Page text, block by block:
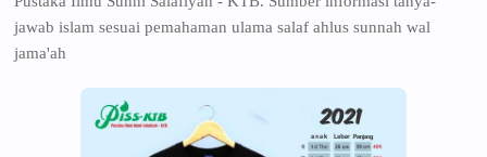
jawab islam sesuai pemahaman ulama salaf ahlus sunnah wal
jama'ah